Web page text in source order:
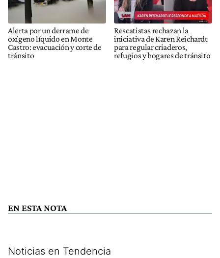
Alerta por un derrame de
oxígeno líquido en Monte
Castro: evacuación y corte de
tránsito
Rescatistas rechazan la
iniciativa de Karen Reichardt
para regular criaderos,
refugios y hogares de tránsito
EN ESTA NOTA
Noticias en Tendencia